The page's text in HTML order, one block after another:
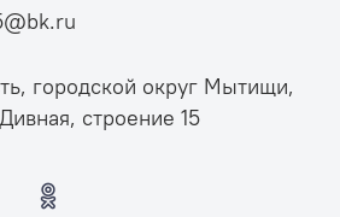
городской округ Мытищи,
строение 15